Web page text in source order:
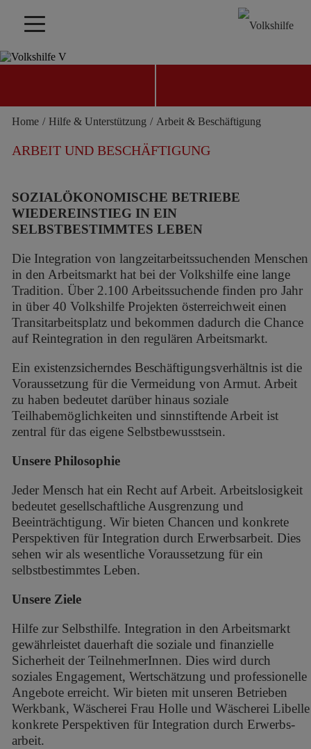
JETZT SPENDEN KONTAKT FINDEN
Home / Hilfe & Unterstützung / Arbeit & Beschäftigung
ARBEIT UND BESCHÄFTIGUNG
SOZIALÖKONOMISCHE BETRIEBE
WIEDEREINSTIEG IN EIN
SELBSTBESTIMMTES LEBEN
Die Integration von langzeitarbeitssuchenden Menschen
in den Arbeitsmarkt hat bei der Volkshilfe eine lange
Tradition. Über 2.100 Arbeitssuchende finden pro Jahr
in über 40 Volkshilfe Projekten österreichweit einen
Transitarbeitsplatz und bekommen dadurch die Chance
auf Reintegration in den regulären Arbeitsmarkt.
Ein existenzsicherndes Beschäftigungsverhältnis ist die
Voraussetzung für die Vermeidung von Armut. Arbeit
zu haben bedeutet darüber hinaus soziale
Teilhabemöglichkeiten und sinnstiftende Arbeit ist
zentral für das eigene Selbstbewusstsein.
Unsere Philosophie
Jeder Mensch hat ein Recht auf Arbeit. Arbeitslosigkeit
bedeutet gesellschaftliche Ausgrenzung und
Beeinträchtigung. Wir bieten Chancen und konkrete
Perspektiven für Integration durch Erwerbs­arbeit. Dies
sehen wir als wesentliche Voraussetzung für ein
selbstbestimmtes Leben.
Unsere Ziele
Hilfe zur Selbsthilfe. Integration in den Arbeitsmarkt
gewährleistet dauerhaft die soziale und finanzielle
Sicherheit der TeilnehmerInnen. Dies wird durch
soziales Engagement, Wertschätzung und professionelle
Angebote erreicht. Wir bieten mit unseren Betrieben
Werkbank, Wäscherei Frau Holle und Wäscherei Libelle
konkrete Perspektiven für Integration durch Erwerbs­
arbeit.